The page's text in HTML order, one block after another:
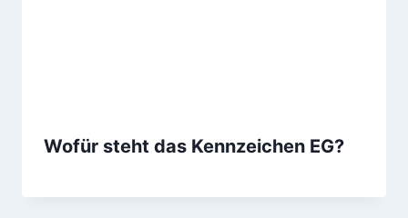
Wofür steht das Kennzeichen EG?